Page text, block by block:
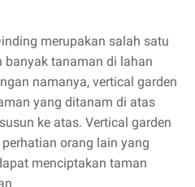
merupakan salah satu
banyak tanaman di lahan
namanya, vertical garden
yang ditanam di atas
ke atas. Vertical garden
orang lain yang
menciptakan taman